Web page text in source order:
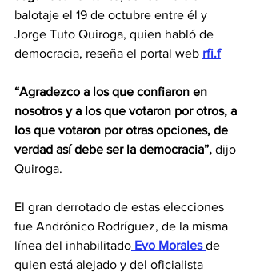
balotaje el 19 de octubre entre él y
Jorge Tuto Quiroga, quien habló de
democracia, reseña el portal web rfi.f
“Agradezco a los que confiaron en
nosotros y a los que votaron por otros, a
los que votaron por otras opciones, de
verdad así debe ser la democracia”, dijo
Quiroga.
El gran derrotado de estas elecciones
fue Andrónico Rodríguez, de la misma
línea del inhabilitado Evo Morales de
quien está alejado y del oficialista